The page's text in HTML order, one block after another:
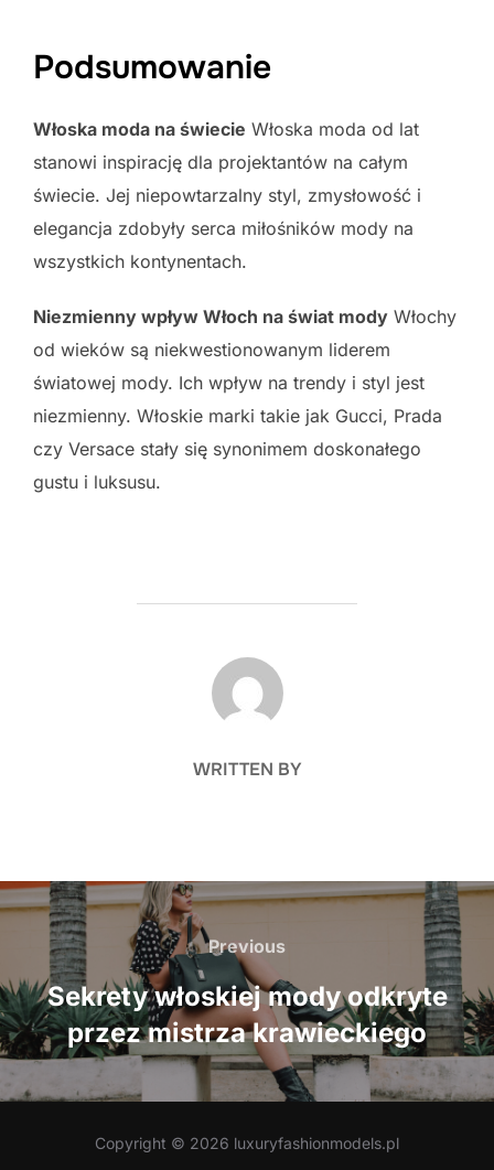
Podsumowanie
Włoska moda na świecie Włoska moda od lat
stanowi inspirację dla projektantów na całym
świecie. Jej niepowtarzalny styl, zmysłowość i
elegancja zdobyły serca miłośników mody na
wszystkich kontynentach.
Niezmienny wpływ Włoch na świat mody Włochy
od wieków są niekwestionowanym liderem
światowej mody. Ich wpływ na trendy i styl jest
niezmienny. Włoskie marki takie jak Gucci, Prada
czy Versace stały się synonimem doskonałego
gustu i luksusu.
POST AUTHOR
WRITTEN BY
Nawigacja
wpisu
Previous
Previous
Sekrety włoskiej mody odkryte
przez mistrza krawieckiego
Copyright © 2026 luxuryfashionmodels.pl